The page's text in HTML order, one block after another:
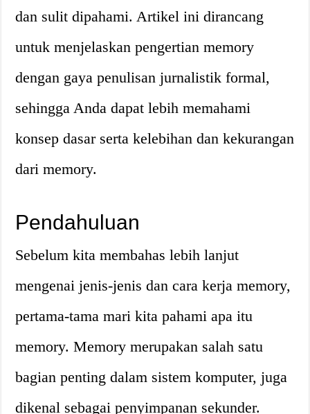
dan sulit dipahami. Artikel ini dirancang
untuk menjelaskan pengertian memory
dengan gaya penulisan jurnalistik formal,
sehingga Anda dapat lebih memahami
konsep dasar serta kelebihan dan kekurangan
dari memory.
Pendahuluan
Sebelum kita membahas lebih lanjut
mengenai jenis-jenis dan cara kerja memory,
pertama-tama mari kita pahami apa itu
memory. Memory merupakan salah satu
bagian penting dalam sistem komputer, juga
dikenal sebagai penyimpanan sekunder.